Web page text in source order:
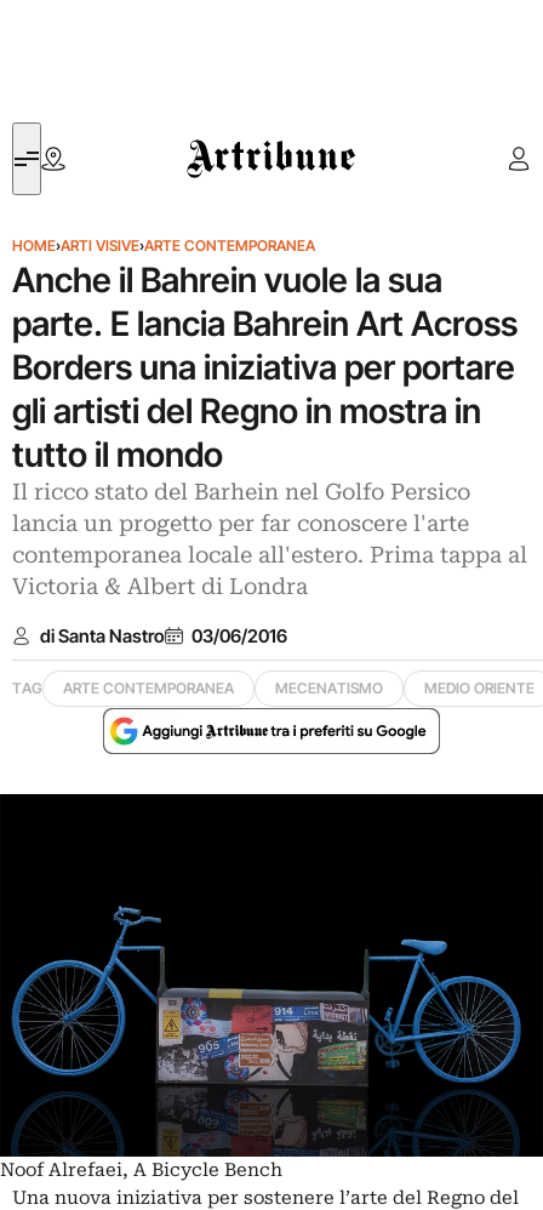
Artribune
HOME›ARTI VISIVE›ARTE CONTEMPORANEA
Anche il Bahrein vuole la sua
parte. E lancia Bahrein Art Across
Borders una iniziativa per portare
gli artisti del Regno in mostra in
tutto il mondo
Il ricco stato del Barhein nel Golfo Persico
lancia un progetto per far conoscere l'arte
contemporanea locale all'estero. Prima tappa al
Victoria & Albert di Londra
di Santa Nastro 03/06/2016
TAG ARTE CONTEMPORANEA MECENATISMO MEDIO ORIENTE
Noof Alrefaei, A Bicycle Bench
Una nuova iniziativa per sostenere l’arte del Regno del